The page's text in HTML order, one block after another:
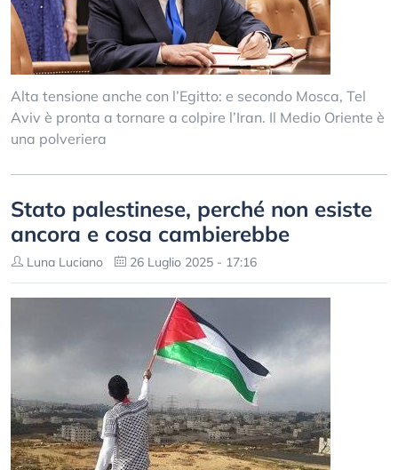
Alta tensione anche con l’Egitto: e secondo Mosca, Tel
Aviv è pronta a tornare a colpire l’Iran. Il Medio Oriente è
una polveriera
Stato palestinese, perché non esiste
ancora e cosa cambierebbe
Luna Luciano 26 Luglio 2025 - 17:16